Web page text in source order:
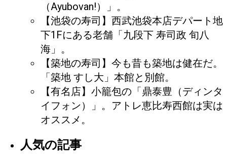
（Ayubovan!）」。
【池袋の寿司】西武池袋本店デパート地
下1Fにある老舗「九段下 寿司政 旬八
海」。
【築地の寿司】今も昔も築地は健在だ。
「築地 すし大」本館と別館。
【有名店】小籠包の「鼎泰豊（ディンタ
イフォン）」。アトレ恵比寿西館は実は
オススメ。
人気の記事